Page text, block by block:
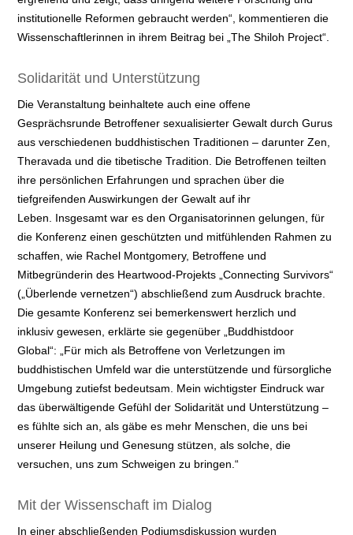
institutionelle Reformen gebraucht werden“, kommentieren die
Wissenschaftlerinnen in ihrem Beitrag bei „The Shiloh Project“.
Solidarität und Unterstützung
Die Veranstaltung beinhaltete auch eine offene
Gesprächsrunde Betroffener sexualisierter Gewalt durch Gurus
aus verschiedenen buddhistischen Traditionen – darunter Zen,
Theravada und die tibetische Tradition. Die Betroffenen teilten
ihre persönlichen Erfahrungen und sprachen über die
tiefgreifenden Auswirkungen der Gewalt auf ihr
Leben. Insgesamt war es den Organisatorinnen gelungen, für
die Konferenz einen geschützten und mitfühlenden Rahmen zu
schaffen, wie Rachel Montgomery, Betroffene und
Mitbegründerin des Heartwood-Projekts „Connecting Survivors“
(„Überlende vernetzen“) abschließend zum Ausdruck brachte.
Die gesamte Konferenz sei bemerkenswert herzlich und
inklusiv gewesen, erklärte sie gegenüber „Buddhistdoor
Global“: „Für mich als Betroffene von Verletzungen im
buddhistischen Umfeld war die unterstützende und fürsorgliche
Umgebung zutiefst bedeutsam. Mein wichtigster Eindruck war
das überwältigende Gefühl der Solidarität und Unterstützung –
es fühlte sich an, als gäbe es mehr Menschen, die uns bei
unserer Heilung und Genesung stützen, als solche, die
versuchen, uns zum Schweigen zu bringen.“
Mit der Wissenschaft im Dialog
In einer abschließenden Podiumsdiskussion wurden